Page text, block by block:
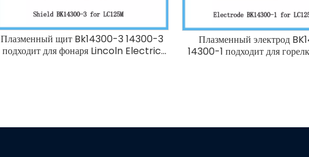
Плазменный щит Bk14300-3 14300-3
подходит для фонаря Lincoln Electric
Плазменный электрод
14300-1 подходит для